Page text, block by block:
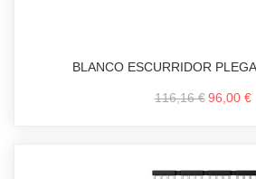
BLANCO ESCURRIDOR
116,16 € 96,00 €